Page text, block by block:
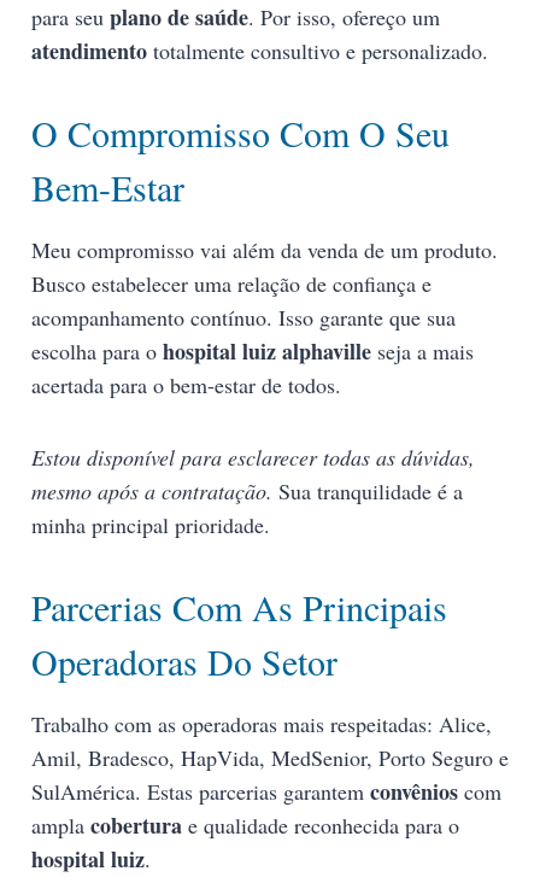
para seu plano de saúde. Por isso, ofereço um
atendimento totalmente consultivo e personalizado.
O Compromisso Com O Seu
Bem-Estar
Meu compromisso vai além da venda de um produto.
Busco estabelecer uma relação de confiança e
acompanhamento contínuo. Isso garante que sua
escolha para o hospital luiz alphaville seja a mais
acertada para o bem-estar de todos.
Estou disponível para esclarecer todas as dúvidas,
mesmo após a contratação. Sua tranquilidade é a
minha principal prioridade.
Parcerias Com As Principais
Operadoras Do Setor
Trabalho com as operadoras mais respeitadas: Alice,
Amil, Bradesco, HapVida, MedSenior, Porto Seguro e
SulAmérica. Estas parcerias garantem convênios com
ampla cobertura e qualidade reconhecida para o
hospital luiz.